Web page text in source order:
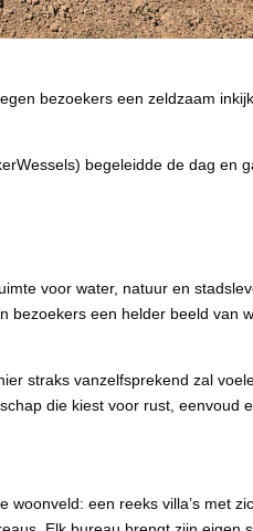
bezoekers een zeldzaam
begeleidde de dag en
voor water, natuur en
bezoekers een helder beeld van
straks vanzelfsprekend zal
die kiest voor rust, eenvoud
een reeks villa’s met